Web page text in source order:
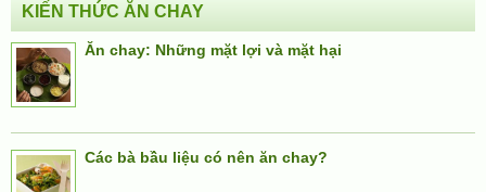
KIẾN THỨC ĂN CHAY
Ăn chay: Những mặt lợi và mặt hại
Các bà bầu liệu có nên ăn chay?